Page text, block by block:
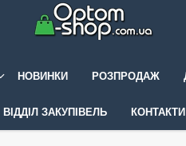
НОВИНКИ РОЗПРОДАЖ
ВІДДІЛ ЗАКУПІВЕЛЬ КОНТАКТИ